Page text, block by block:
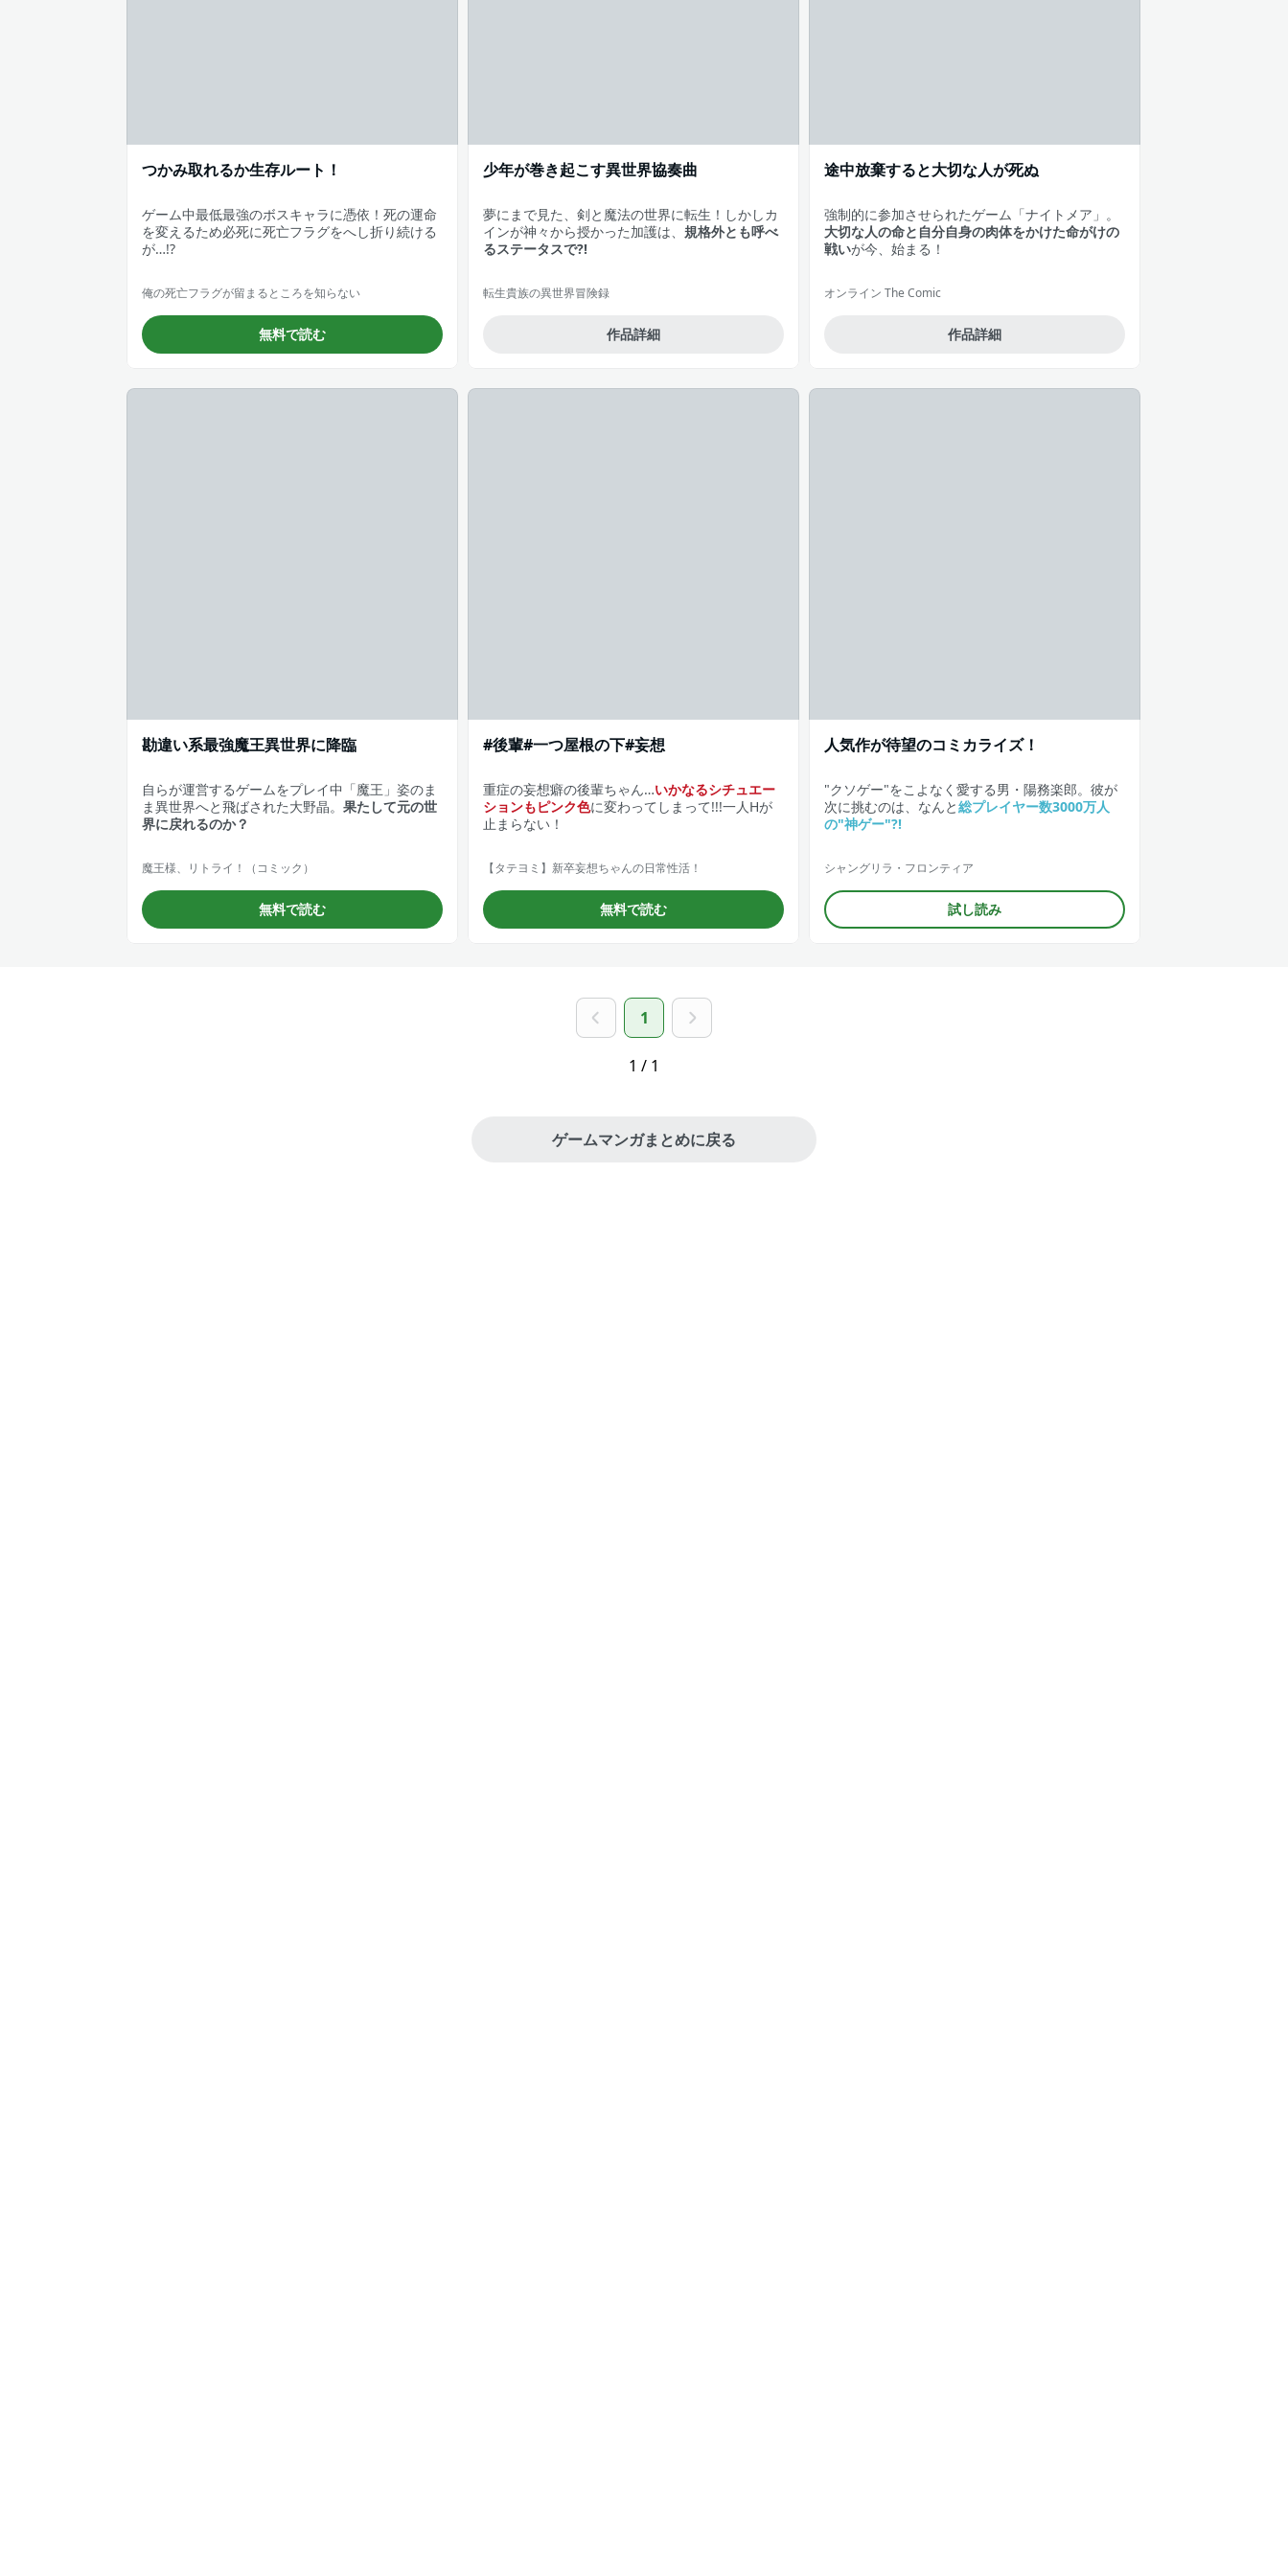
つかみ取れるか生存ルート！
ゲーム中最低最強のボスキャラに憑依！死の運命
を変えるため必死に死亡フラグをへし折り続ける
が…!?
俺の死亡フラグが留まるところを知らない
無料で読む
少年が巻き起こす異世界協奏曲
夢にまで見た、剣と魔法の世界に転生！しかしカ
インが神々から授かった加護は、 規格外とも呼べ
るステータスで?!
転生貴族の異世界冒険録
作品詳細
途中放棄すると大切な人が死ぬ
強制的に参加させられたゲーム「ナイトメア」。
大切な人の命と自分自身の肉体をかけた命がけの
戦いが今、始まる！
オンライン The Comic
作品詳細
勘違い系最強魔王異世界に降臨
自らが運営するゲームをプレイ中「魔王」姿のま
ま異世界へと飛ばされた大野晶。 果たして元の世
界に戻れるのか？
魔王様、リトライ！（コミック）
無料で読む
#後輩#一つ屋根の下#妄想
重症の妄想癖の後輩ちゃん…いかなるシチュエー
ションもピンク色に変わってしまって!!!一人Hが
止まらない！
【タテヨミ】新卒妄想ちゃんの日常性活！
無料で読む
人気作が待望のコミカライズ！
"クソゲー"をこよなく愛する男・陽務楽郎。彼が
次に挑むのは、なんと総プレイヤー数3000万人
の"神ゲー"?!
シャングリラ・フロンティア
試し読み
1
1 / 1
ゲームマンガまとめに戻る